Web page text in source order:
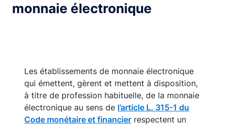
monnaie électronique
Les établissements de monnaie électronique
qui émettent, gèrent et mettent à disposition,
à titre de profession habituelle, de la monnaie
électronique au sens de l’article L. 315-1 du
Code monétaire et financier respectent un